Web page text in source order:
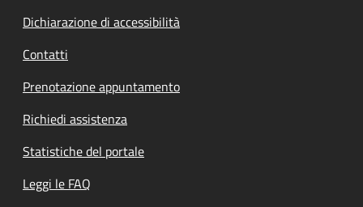
Dichiarazione di accessibilità
Contatti
Prenotazione appuntamento
Richiedi assistenza
Statistiche del portale
Leggi le FAQ